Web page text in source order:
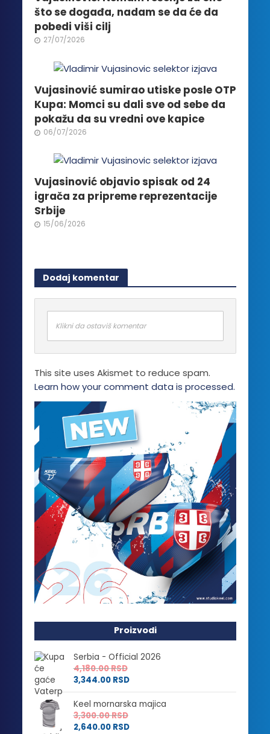
izabrane
na
stranici
što se događa, nadam se da će da
pobedi viši cilj
27/07/2026
Vujasinović sumirao utiske posle OTP
Kupa: Momci su dali sve od sebe da
pokažu da su vredni ove kapice
06/07/2026
Vujasinović objavio spisak od 24
igrača za pripreme reprezentacije
Srbije
15/06/2026
Dodaj komentar
Klikni da ostaviš komentar
This site uses Akismet to reduce spam.
Learn how your comment data is processed.
Proizvodi
Serbia - Official 2026
4,180.00RSD
3,344.00 RSD
Keel mornarska majica
3,300.00RSD
2,640.00 RSD